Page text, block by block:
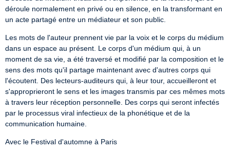
déroule normalement en privé ou en silence, en la transformant en
un acte partagé entre un médiateur et son public.
Les mots de l'auteur prennent vie par la voix et le corps du médium
dans un espace au présent. Le corps d'un médium qui, à un
moment de sa vie, a été traversé et modifié par la composition et le
sens des mots qu'il partage maintenant avec d'autres corps qui
l'écoutent. Des lecteurs-auditeurs qui, à leur tour, accueilleront et
s'approprieront le sens et les images transmis par ces mêmes mots
à travers leur réception personnelle. Des corps qui seront infectés
par le processus viral infectieux de la phonétique et de la
communication humaine.
Avec le Festival d'automne à Paris